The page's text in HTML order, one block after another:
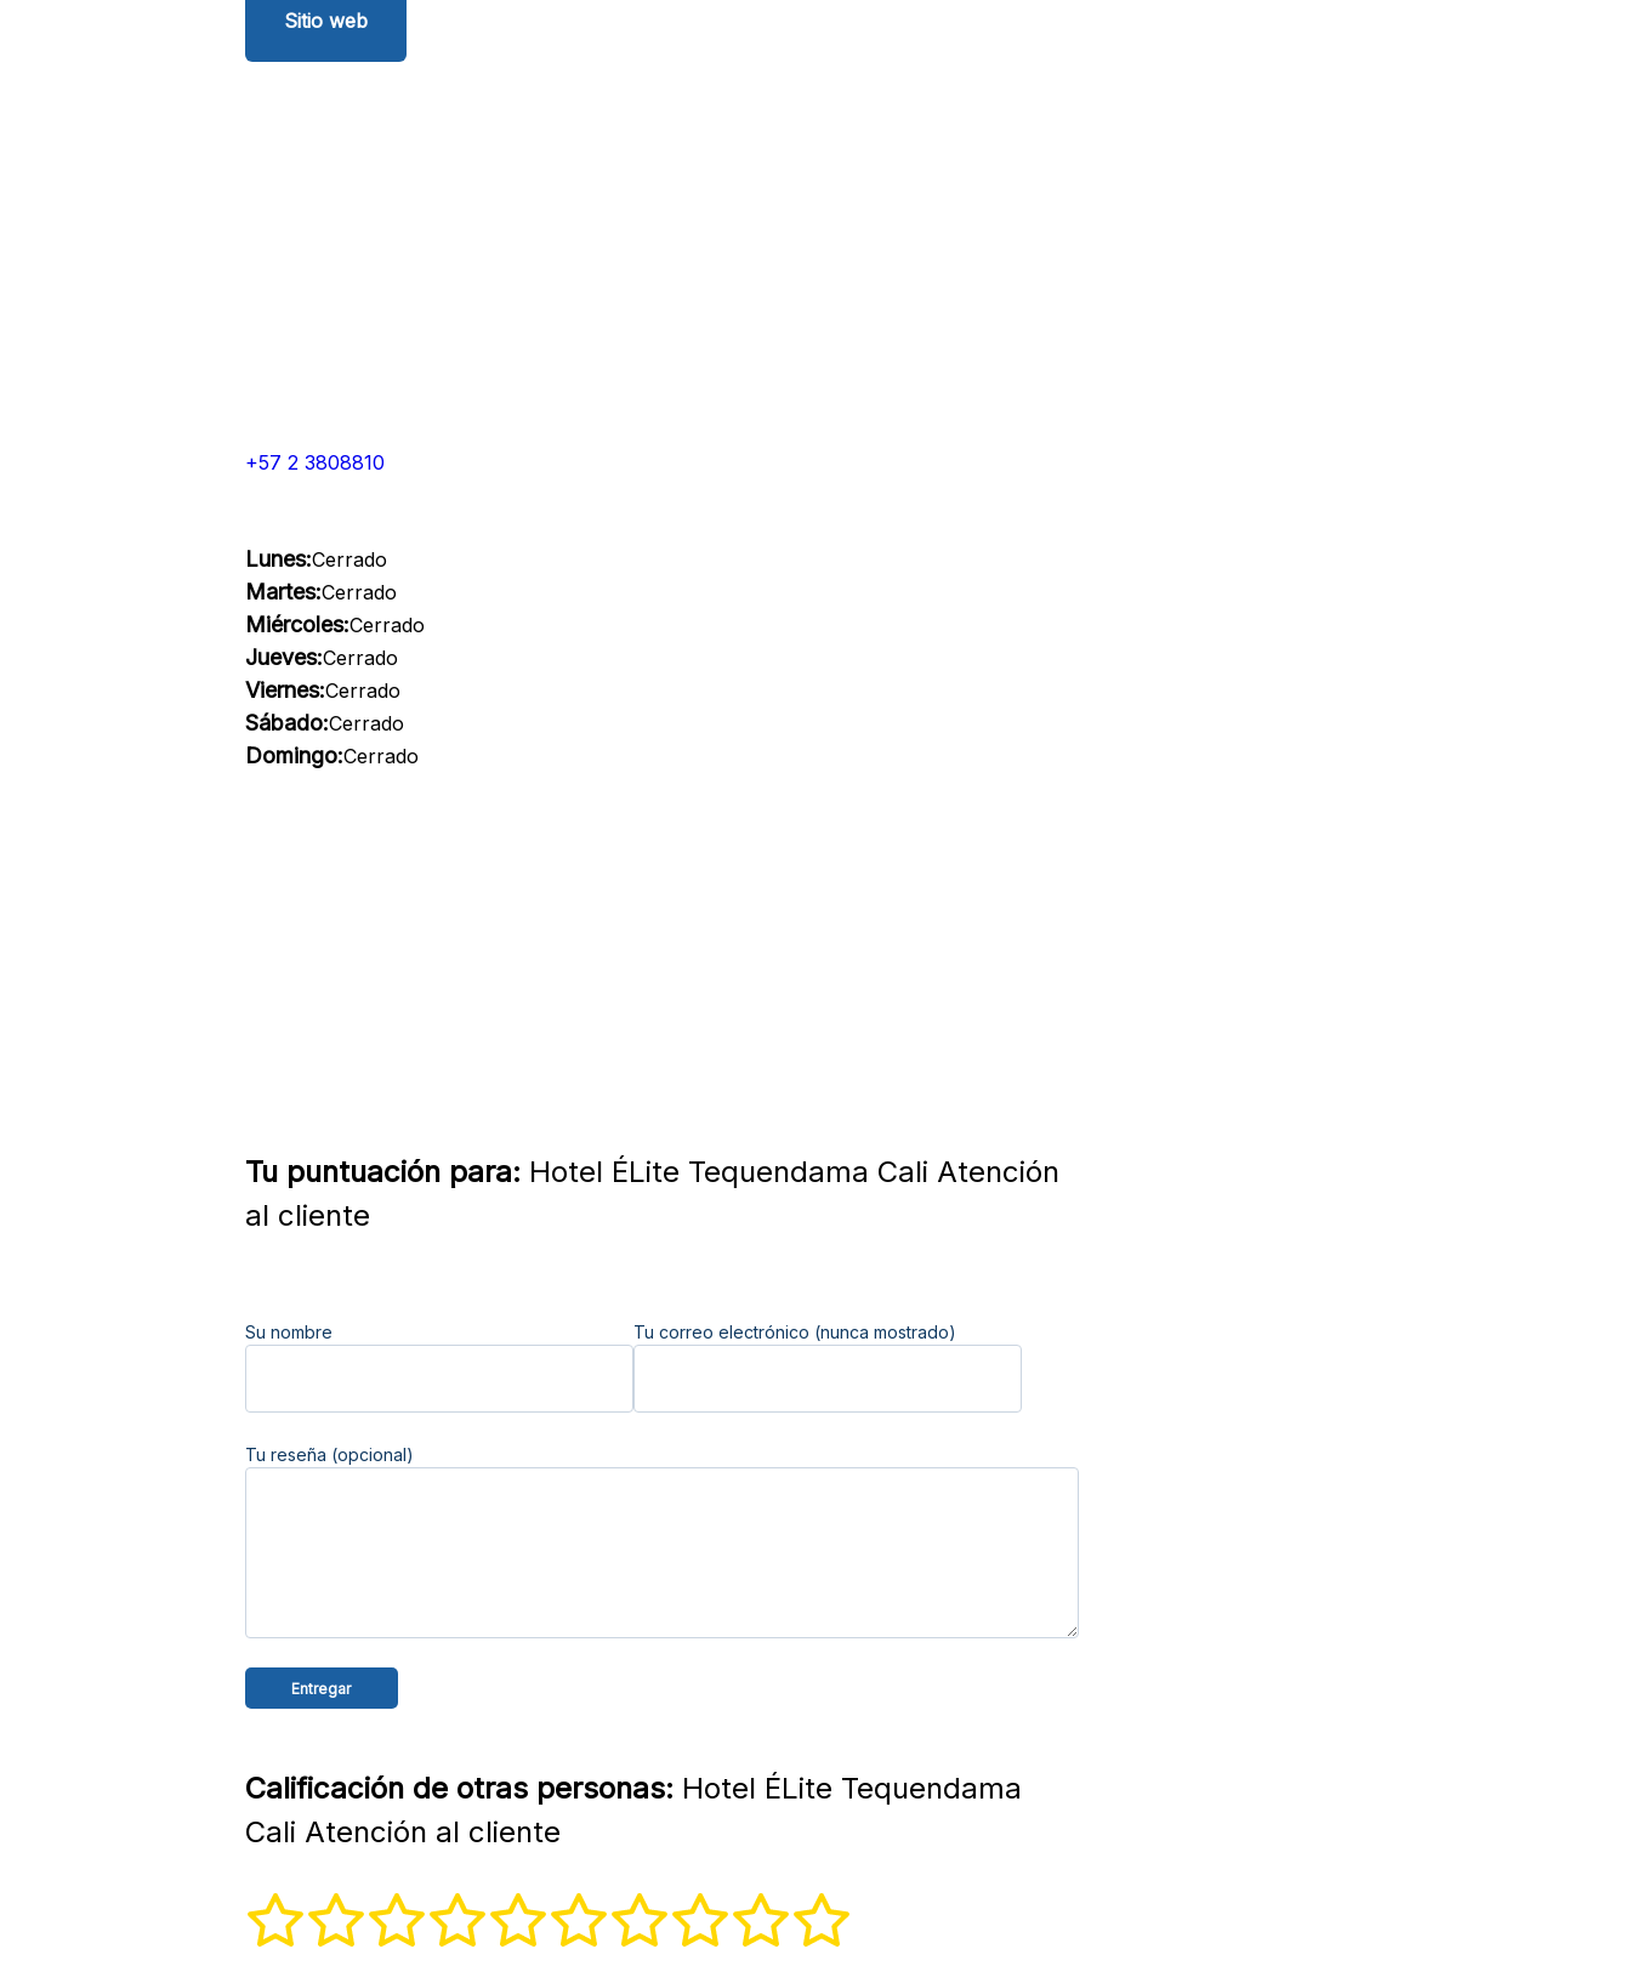
Sitio web
+57 2 3808810
Lunes:Cerrado
Martes:Cerrado
Miércoles:Cerrado
Jueves:Cerrado
Viernes:Cerrado
Sábado:Cerrado
Domingo:Cerrado
Tu puntuación para: Hotel ÉLite Tequendama Cali Atención
al cliente
Su nombre Tu correo electrónico (nunca mostrado)
Tu reseña (opcional)
Calificación de otras personas: Hotel ÉLite Tequendama
Cali Atención al cliente